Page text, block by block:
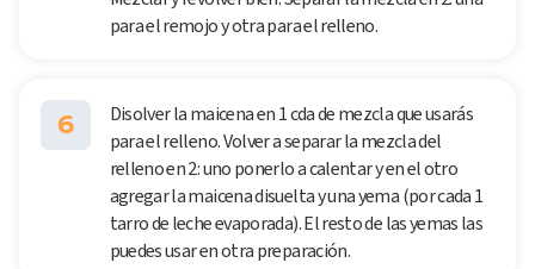
para el remojo y otra para el relleno.
6
Disolver la maicena en 1 cda de mezcla que usarás
para el relleno. Volver a separar la mezcla del
relleno en 2: uno ponerlo a calentar y en el otro
agregar la maicena disuelta y una yema (por cada 1
tarro de leche evaporada). El resto de las yemas las
puedes usar en otra preparación.